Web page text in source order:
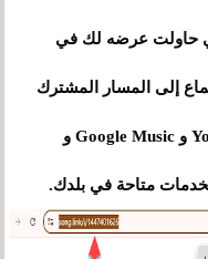
حاولت عرضه لك في
إلى المسار المشترك
الخاص بي على Apple Music و YouTube و Google Music و